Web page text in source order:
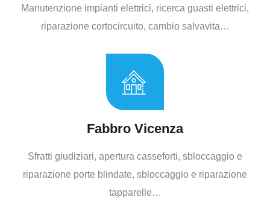
Manutenzione impianti elettrici, ricerca guasti elettrici,
riparazione cortocircuito, cambio salvavita…
Fabbro Vicenza​
Sfratti giudiziari, apertura casseforti, sbloccaggio e
riparazione porte blindate, sbloccaggio e riparazione
tapparelle…